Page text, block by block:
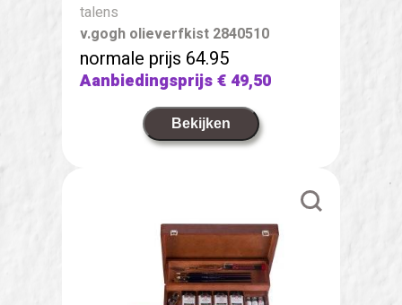
talens
v.gogh olieverfkist 2840510
normale prijs 64.95
Aanbiedingsprijs€ 49,50
Bekijken